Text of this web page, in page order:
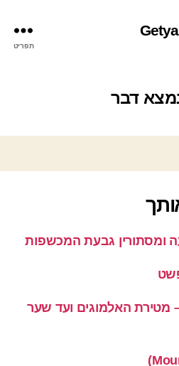
Getya
תפריט
דבר
ומסתורין גבעת המכשפות
מטירת האלמוגים ועד שער